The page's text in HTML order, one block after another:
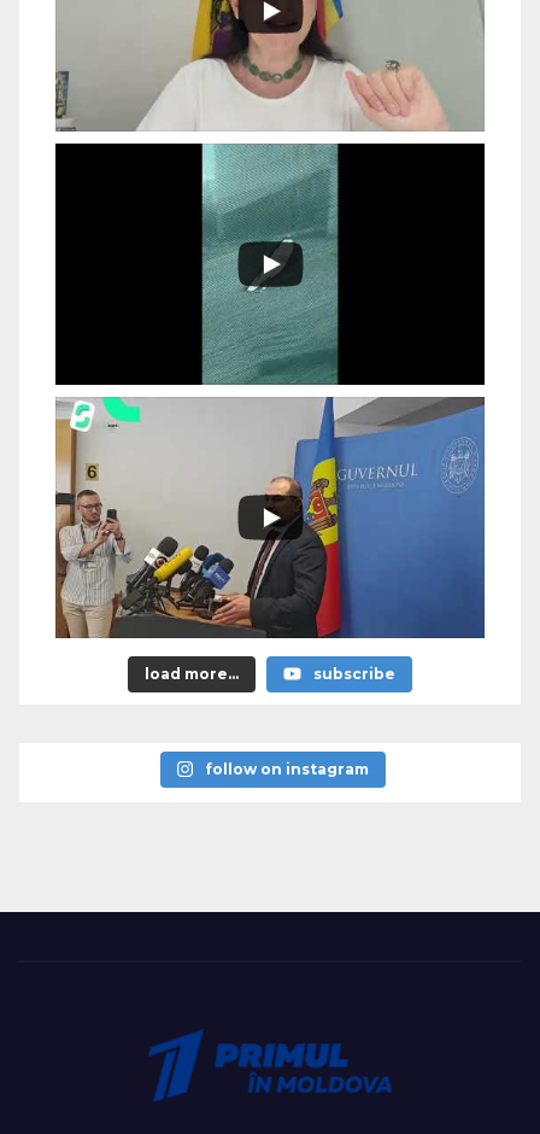
load more... subscribe
follow on instagram